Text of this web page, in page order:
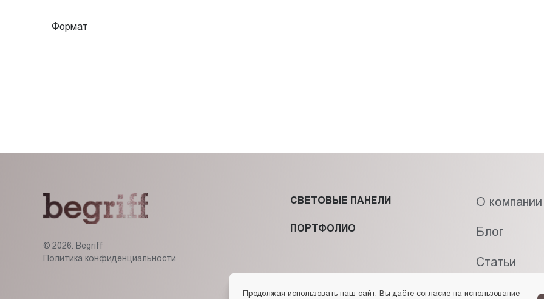
Формат
© 2026. Begriff
Политика конфиденциальности
СВЕТОВЫЕ ПАНЕЛИ
ПОРТФОЛИО
О компании
Блог
Статьи
Контакты
Продолжая использовать наш сайт, Вы даёте согласие наиспользование